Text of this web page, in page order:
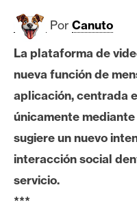
B
i
t
c
o
i
E
Por Canuto
La plataforma de
nueva función de
aplicación, centrada
únicamente
sugiere un nuevo
interacción social
servicio.
***